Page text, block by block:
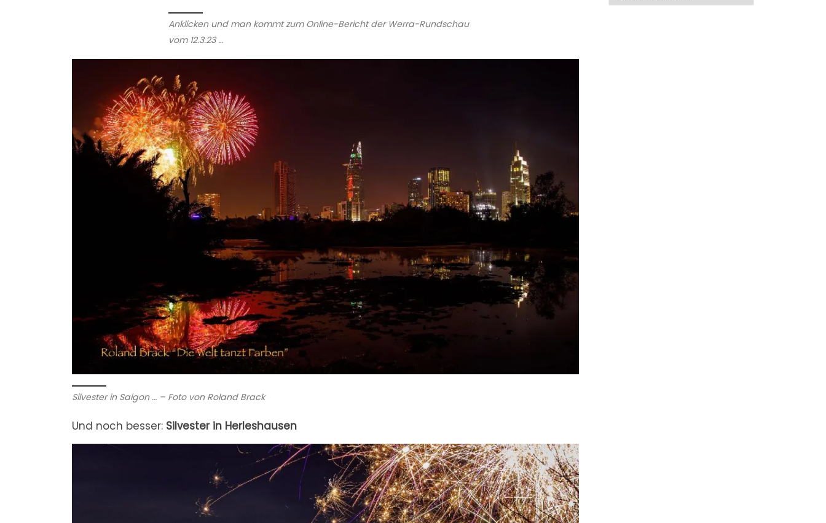
Anklicken und man kommt zum Online-Bericht der Werra-Rundschau
vom 12.3.23 …
Silvester in Saigon … – Foto von Roland Brack
Und noch besser: Silvester in Herleshausen